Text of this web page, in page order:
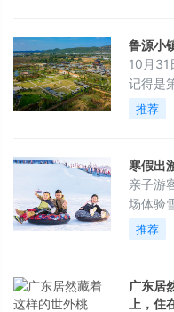
鲁源小
10月31
记得是
脑风暴
是掏出
家文化
意见交
熟，越
很多时
推荐
寒假出
亲子游
场体验
验“辉光
游市场
着课本
互跨成
推荐
广东居
上，住